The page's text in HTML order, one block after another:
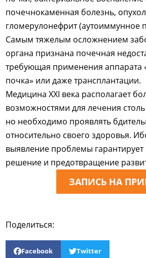
почечнокаменная болезнь,
гломерулонефрит (аутоиммунное
Самым тяжелым осложнением
органа признана почечная
требующая применения аппарата
почка» или даже трансплантации.
Медицина XXI века располагает
возможностями для лечения
но необходимо проявлять
относительно своего здоровья.
выявление проблемы гарантирует
решение и предотвращение
ЗАПИСЬ НА
Поделиться:
Facebook Twitter